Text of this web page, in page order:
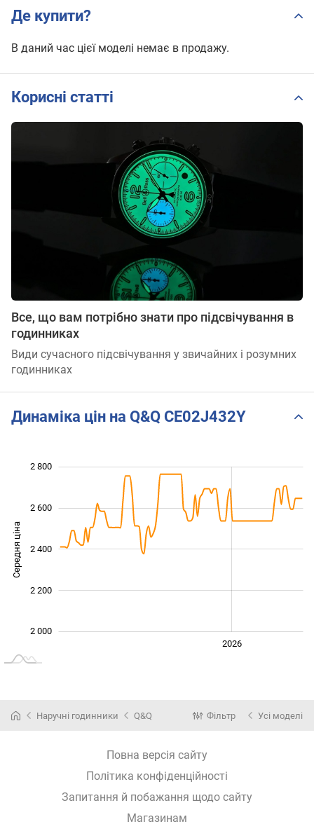
Де купити?
В даний час цієї моделі немає в продажу.
Корисні статті
Все, що вам потрібно знати про підсвічування в
годинниках
Види сучасного підсвічування у звичайних і розумних
годинниках
Динаміка цін на Q&Q CE02J432Y
Середня ціна 2 100
2 000
2 200
2 400
2 600
2 800
2026
Наручні годинники Q&Q Фільтр Усі моделі
Повна версія сайту
Політика конфіденційності
Запитання й побажання щодо сайту
Магазинам